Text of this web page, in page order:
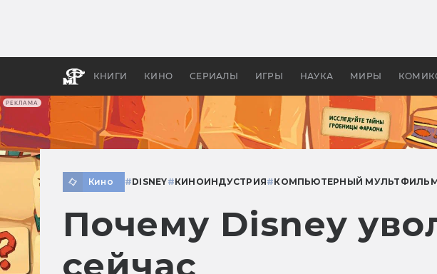
РЕКЛАМА
КНИГИ КИНО СЕРИАЛЫ ИГРЫ НАУКА МИРЫ
бы «Властелина колец»
Кино #DISNEY#КИНОИНДУСТРИЯ#КОМПЬЮТЕРНЫЙ
Почему Disney
сейчас